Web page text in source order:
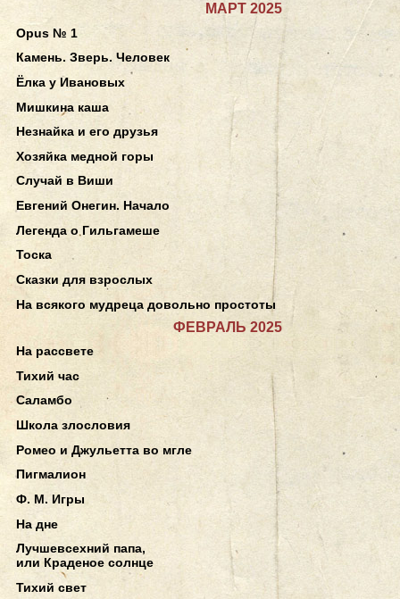
МАРТ 2025
Opus № 1
Камень. Зверь. Человек
Ёлка у Ивановых
Мишкина каша
Незнайка и его друзья
Хозяйка медной горы
Случай в Виши
Евгений Онегин. Начало
Легенда о Гильгамеше
Тоска
Сказки для взрослых
На всякого мудреца довольно простоты
ФЕВРАЛЬ 2025
На рассвете
Тихий час
Саламбо
Школа злословия
Ромео и Джульетта во мгле
Пигмалион
Ф. М. Игры
На дне
Лучшевсехний папа,
или Краденое солнце
Тихий свет